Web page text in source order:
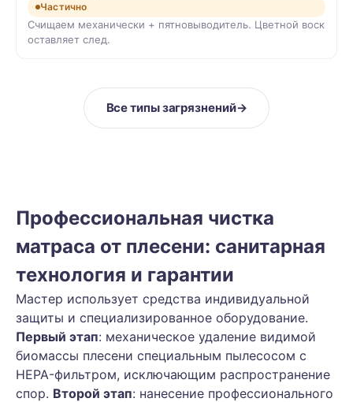
Частично
Счищаем механически + пятновыводитель. Цветной воск
оставляет след.
Все типы загрязнений→
Профессиональная чистка
матраса от плесени: санитарная
технология и гарантии
Мастер использует средства индивидуальной
защиты и специализированное оборудование.
Первый этап: механическое удаление видимой
биомассы плесени специальным пылесосом с
HEPA-фильтром, исключающим распространение
спор. Второй этап: нанесение профессионального